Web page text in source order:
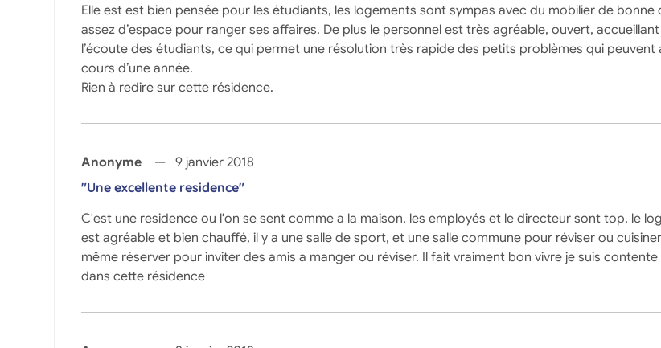
Elle est est bien pensée pour les étudiants, les logements sont sympas avec du mobilier de bonne
assez d’espace pour ranger ses affaires. De plus le personnel est très agréable, ouvert,
l’écoute des étudiants, ce qui permet une résolution très rapide des petits problèmes qui peuvent
cours d’une année.
Rien à redire sur cette résidence.
Anonyme
9 janvier 2018
"Une excellente residence"
C'est une residence ou l'on se sent comme a la maison, les employés et le directeur sont top, le
est agréable et bien chauffé, il y a une salle de sport, et une salle commune pour réviser ou
même réserver pour inviter des amis a manger ou réviser. Il fait vraiment bon vivre je suis
dans cette résidence